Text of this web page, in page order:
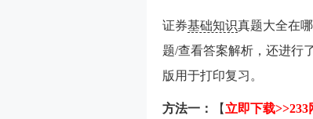
证券基础知识真题大全在
题/查看答案解析， 还进行
版用于打印复习。
方法一： 【 立即下载>>233